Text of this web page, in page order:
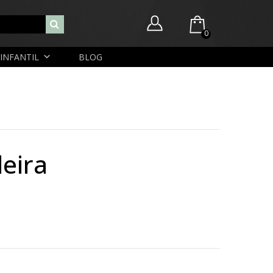
0
Você ainda não possui itens no seu carrinho.
Nome de usuário ou endereço de e-mail
INFANTIL BLOG